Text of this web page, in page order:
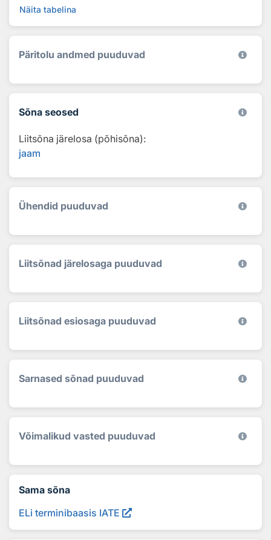
Näita tabelina
Päritolu andmed puuduvad
Sõna seosed
Liitsõna järelosa (põhisõna):
jaam
Ühendid puuduvad
Liitsõnad järelosaga puuduvad
Liitsõnad esiosaga puuduvad
Sarnased sõnad puuduvad
Võimalikud vasted puuduvad
Sama sõna
ELi terminibaasis IATE